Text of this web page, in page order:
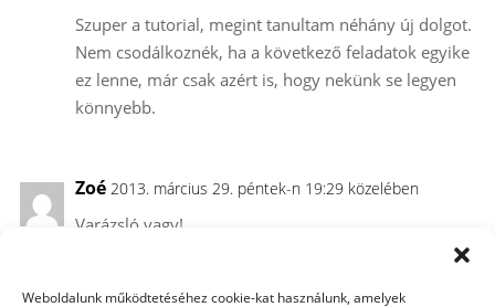
Weboldalunk működtetéséhez cookie-kat használunk, amelyek
Szuper a tutorial, megint tanultam néhány új dolgot.
Nem csodálkoznék, ha a következő feladatok egyike
ez lenne, már csak azért is, hogy nekünk se legyen
könnyebb.
Zoé 2013. március 29. péntek-n 19:29 közelében
Varázsló vagy!